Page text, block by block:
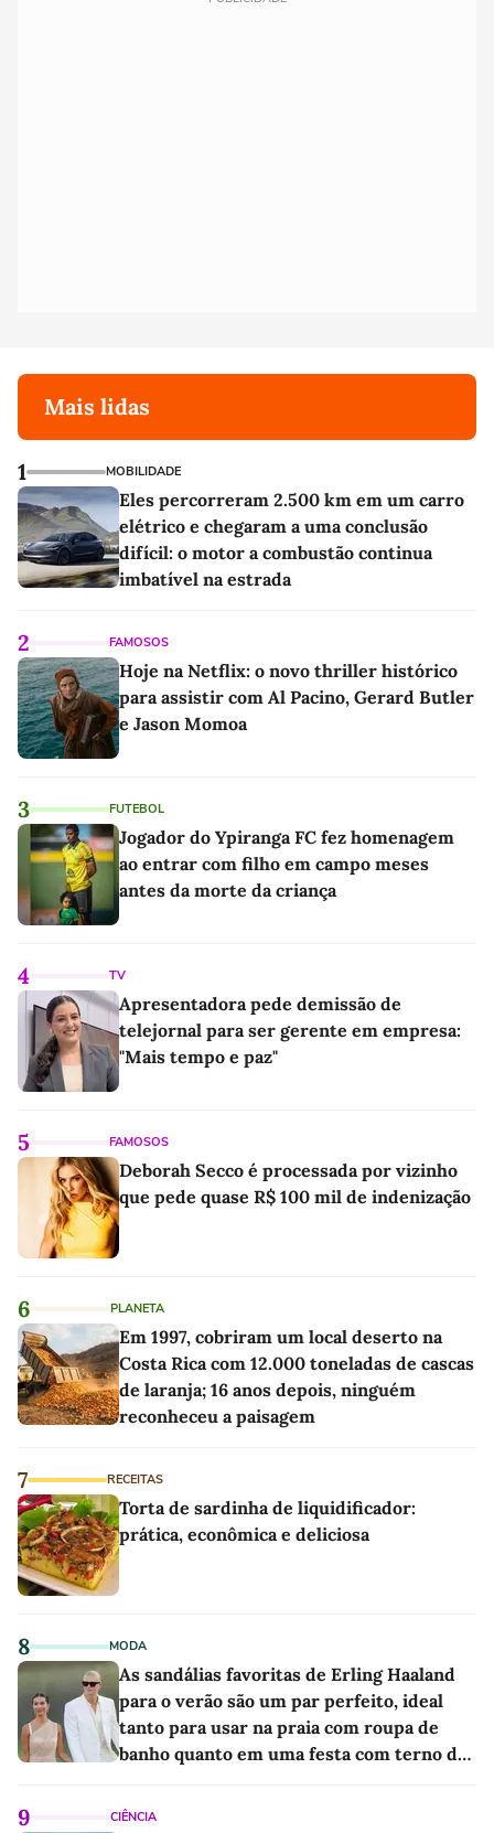
Mais lidas
1 MOBILIDADE
Eles percorreram 2.500 km em um carro
elétrico e chegaram a uma conclusão
difícil: o motor a combustão continua
imbatível na estrada
2 FAMOSOS
Hoje na Netflix: o novo thriller histórico
para assistir com Al Pacino, Gerard Butler
e Jason Momoa
3 FUTEBOL
Jogador do Ypiranga FC fez homenagem
ao entrar com filho em campo meses
antes da morte da criança
4 TV
Apresentadora pede demissão de
telejornal para ser gerente em empresa:
"Mais tempo e paz"
5 FAMOSOS
Deborah Secco é processada por vizinho
que pede quase R$ 100 mil de indenização
6 PLANETA
Em 1997, cobriram um local deserto na
Costa Rica com 12.000 toneladas de cascas
de laranja; 16 anos depois, ninguém
reconheceu a paisagem
7 RECEITAS
Torta de sardinha de liquidificador:
prática, econômica e deliciosa
8 MODA
As sandálias favoritas de Erling Haaland
para o verão são um par perfeito, ideal
tanto para usar na praia com roupa de
banho quanto em uma festa com terno de
9 CIÊNCIA